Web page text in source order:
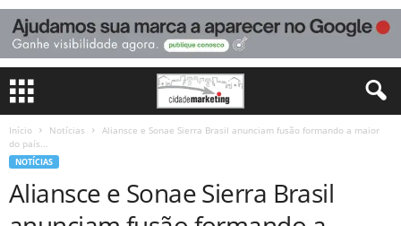
Início Notícias
Aliansce e Sonae Sierra Brasil anunciam fusão formando a maior
do país...
NOTÍCIAS
Aliansce e Sonae Sierra Brasil